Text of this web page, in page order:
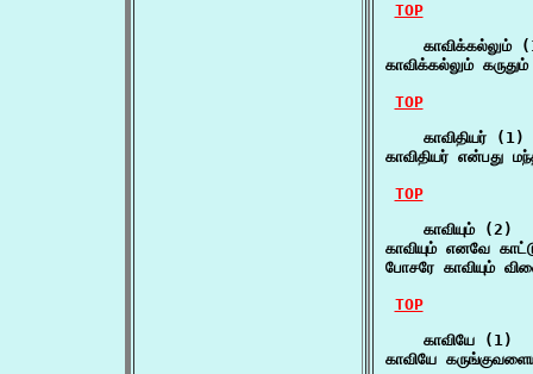
TOP
காவிக்கல்லும்
காவிக்கல்லும்
TOP
    காவிதியர் (1)
காவிதியர் என்பது
TOP
    காவியும் (2)
காவியும் எனவே
போசரே காவியும்
TOP
    காவியே (1)
காவியே